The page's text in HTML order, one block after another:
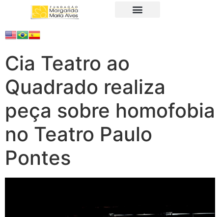
Cia Teatro ao
Quadrado realiza
peça sobre homofobia
no Teatro Paulo
Pontes